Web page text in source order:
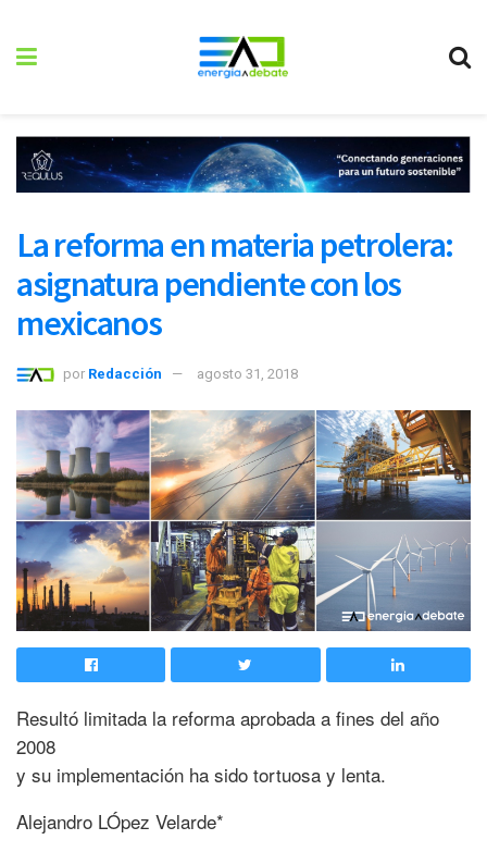
La reforma en materia petrolera:
asignatura pendiente con los
mexicanos
por Redacción agosto 31, 2018
Resultó limitada la reforma aprobada a fines del año
2008
y su implementación ha sido tortuosa y lenta.
Alejandro LÓpez Velarde*